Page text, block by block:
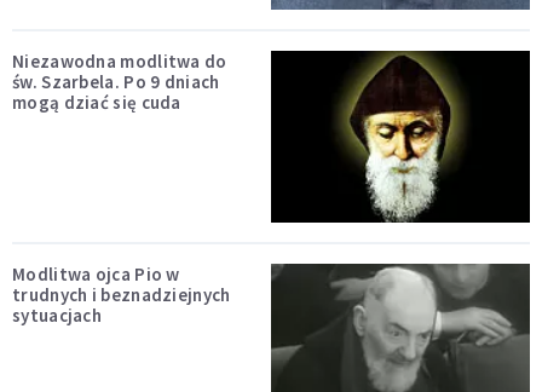
Niezawodna modlitwa do
św. Szarbela. Po 9 dniach
mogą dziać się cuda
Modlitwa ojca Pio w
trudnych i beznadziejnych
sytuacjach